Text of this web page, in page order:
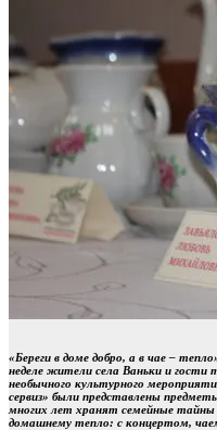
«Береги в доме добро, а в чае –
неделе жители села Ваньки и
необычного культурного
сервиз» были представлены
многих лет хранят семейные
домашнему тепло: с концертом,